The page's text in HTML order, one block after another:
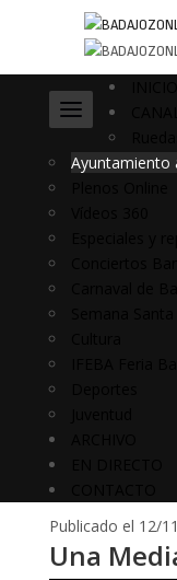
Ayuntamiento
Publicado el 12/
Una